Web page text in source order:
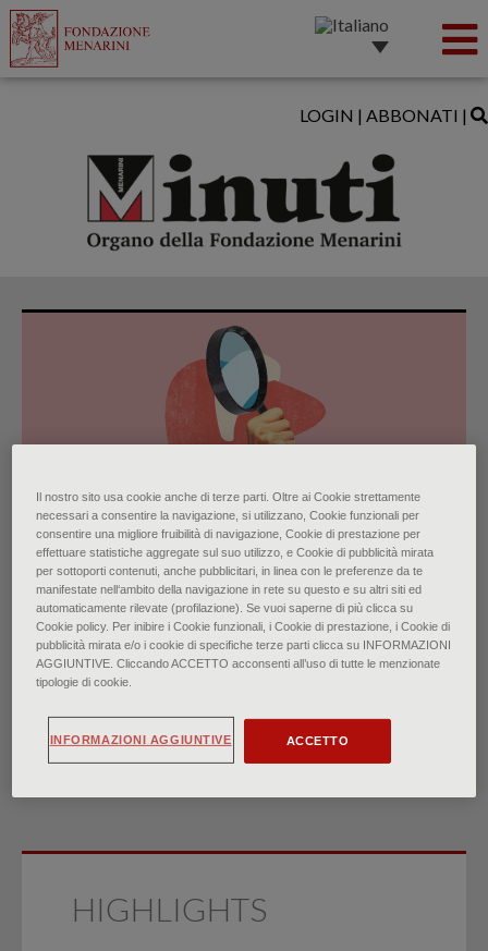
LOGIN | ABBONATI |
Transaminasi epatiche
lievemente elevate: cause e
valutazione
di Robert C. Langan, Kourtni A. Hines-Smith
∙ Novembre 2025
HIGHLIGHTS
Il nostro sito usa cookie anche di terze parti. Oltre ai Cookie strettamente
necessari a consentire la navigazione, si utilizzano, Cookie funzionali per
consentire una migliore fruibilità di navigazione, Cookie di prestazione per
effettuare statistiche aggregate sul suo utilizzo, e Cookie di pubblicità mirata
per sottoporti contenuti, anche pubblicitari, in linea con le preferenze da te
manifestate nell‘ambito della navigazione in rete su questo e su altri siti ed
automaticamente rilevate (profilazione). Se vuoi saperne di più clicca su
Cookie policy. Per inibire i Cookie funzionali, i Cookie di prestazione, i Cookie di
pubblicità mirata e/o i cookie di specifiche terze parti clicca su INFORMAZIONI
AGGIUNTIVE. Cliccando ACCETTO acconsenti all’uso di tutte le menzionate
tipologie di cookie.
ACCETTO
INFORMAZIONI AGGIUNTIVE